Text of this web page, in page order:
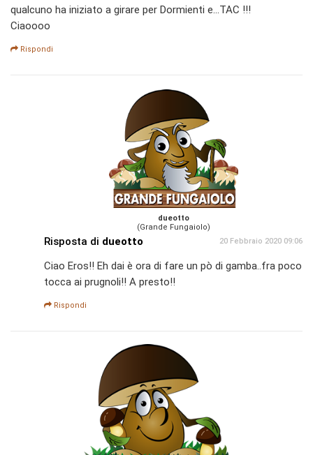
qualcuno ha iniziato a girare per Dormienti e...TAC !!!
Ciaoooo
Rispondi
dueotto
(Grande Fungaiolo)
Risposta di dueotto 20 Febbraio 2020 09:06
Ciao Eros!! Eh dai è ora di fare un pò di gamba..fra poco
tocca ai prugnoli!! A presto!!
Rispondi